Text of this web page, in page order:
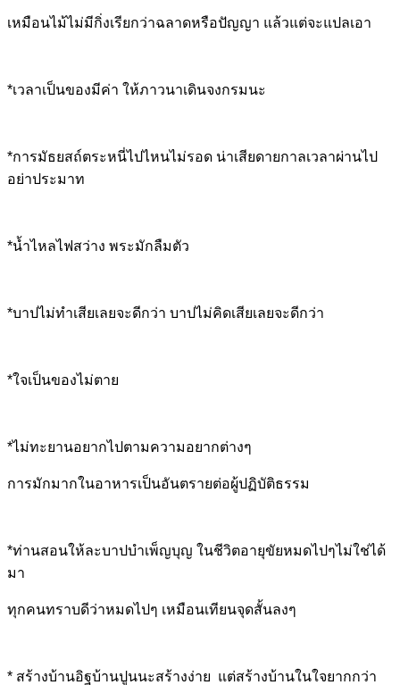
เหมือนไม้ไม่มีกิ่งเรียกว่าฉลาดหรือปัญญา แล้วแต่จะแปลเอา
*เวลาเป็นของมีค่า ให้ภาวนาเดินจงกรมนะ
*การมัธยสถ์ตระหนี่ไปไหนไม่รอด น่าเสียดายกาลเวลาผ่านไป
อย่าประมาท
*น้ำไหลไฟสว่าง พระมักลืมตัว
*บาปไม่ทำเสียเลยจะดีกว่า บาปไม่คิดเสียเลยจะดีกว่า
*ใจเป็นของไม่ตาย
*ไม่ทะยานอยากไปตามความอยากต่างๆ
การมักมากในอาหารเป็นอันตรายต่อผู้ปฏิบัติธรรม
*ท่านสอนให้ละบาปบำเพ็ญบุญ ในชีวิตอายุขัยหมดไปๆไม่ใช่ได้
มา
ทุกคนทราบดีว่าหมดไปๆ เหมือนเทียนจุดสั้นลงๆ
* สร้างบ้านอิฐบ้านปูนนะสร้างง่าย แต่สร้างบ้านในใจยากกว่า